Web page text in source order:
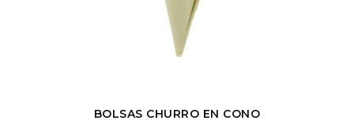
BOLSAS CHURRO EN CONO